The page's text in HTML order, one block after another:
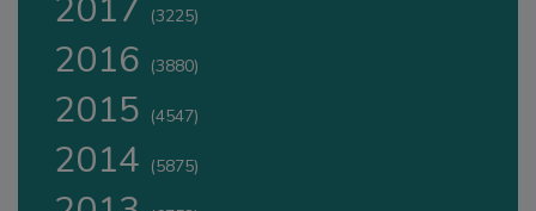
2017 (3225)
2016 (3880)
2015 (4547)
2014 (5875)